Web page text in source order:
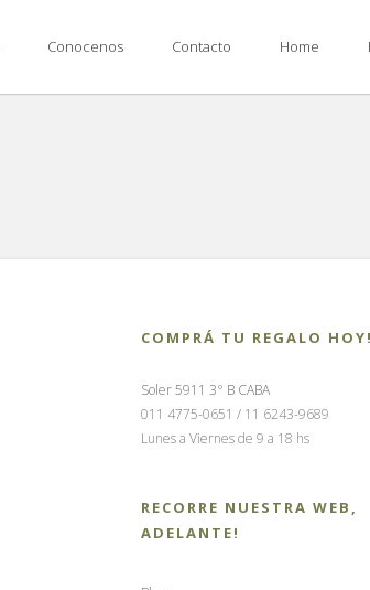
Conocenos Contacto Home
COMPRÁ TU REGALO HOY!
Soler 5911 3° B CABA
011 4775-0651 / 11 6243-9689
Lunes a Viernes de 9 a 18 hs
RECORRE NUESTRA WEB,
ADELANTE!